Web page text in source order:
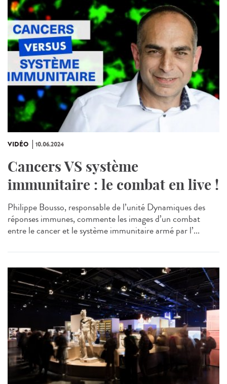
VIDÉO 10.06.2024
Cancers VS système
immunitaire : le combat en live !
Philippe Bousso, responsable de l’unité Dynamiques des
réponses immunes, commente les images d’un combat
entre le cancer et le système immunitaire armé par l’...